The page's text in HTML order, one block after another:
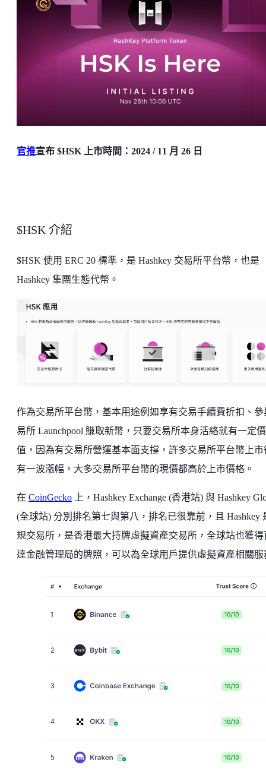
官推宣布 $HSK 上市時間：2024 / 11 月 26 日
$HSK 介紹
$HSK 使用 ERC 20 標準，是 Hashkey 交易所平台幣，也是
Hashkey 集團生態代幣。
作為交易所平台幣，基本用途例如享有交易手續費折扣、參
易所 Launchpool 賺取新幣，只要交易所本身活絡就有一定價
值，因為有交易所營運基本面支撐，許多交易所平台幣上市
有一波漲幅，大多交易所平台幣的現價都高於上市價格。
在 CoinGecko 上，Hashkey Exchange (香港站) 與 Hashkey
(全球站) 分別排名第七與第八，排名已很靠前，且 Hashkey
規交易所，是香港最大持牌虛擬資產交易所，全球站也獲得
達金融管理局的牌照，可以為全球用戶提供虛擬資產相關服